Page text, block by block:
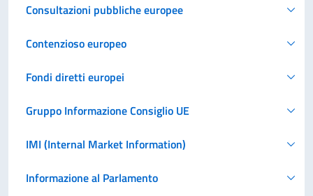
Consultazioni pubbliche europee
Contenzioso europeo
Fondi diretti europei
Gruppo Informazione Consiglio UE
IMI (Internal Market Information)
Informazione al Parlamento